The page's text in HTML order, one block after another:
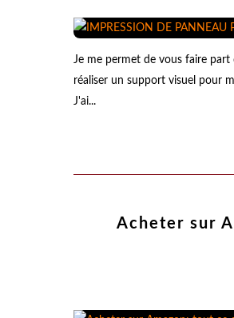
Je me permet de vous faire
réaliser un support visuel pour
J'ai...
Acheter sur